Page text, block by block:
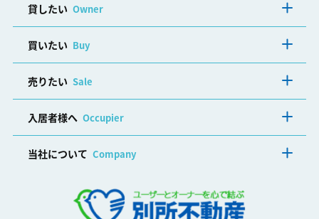
貸したい Owner
買いたい Buy
売りたい Sale
入居者様へ Occupier
当社について Company